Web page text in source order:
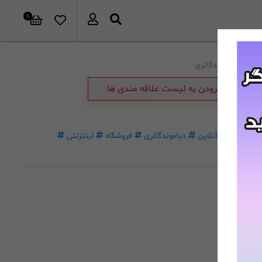
0
برند: دیاموندگالری
افزودن به لیست علاقه مندی ها
آنلاین دیاموندگالری فروشگاه
اینترنتی